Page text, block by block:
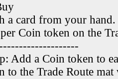
a card from your hand.
Coin token on the
Add a Coin token to
to the Trade Route